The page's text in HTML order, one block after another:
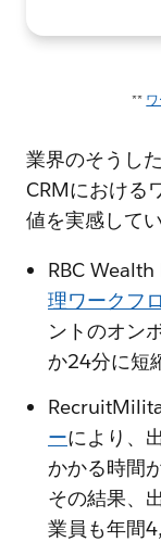
**
業界のそうし
CRMにおける
値を実感してい
RBC
理ワークフ
ントのオン
か24分に短
ーにより、
かかる時間
その結果、
業員も年間